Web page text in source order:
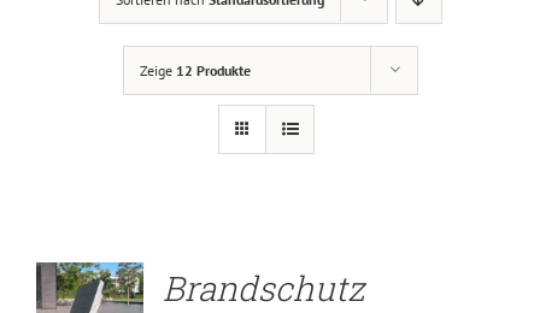
Zeige 12 Produkte
Brandschutz